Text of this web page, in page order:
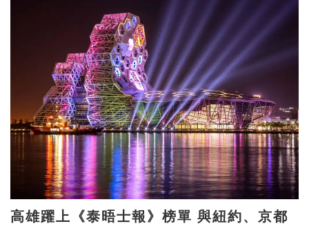
高雄躍上《泰晤士報》榜單 與紐約、京都